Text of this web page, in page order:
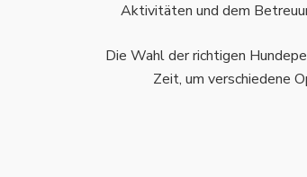
Aktivitäten und dem
Die Wahl der richtigen
Zeit, um verschiedene